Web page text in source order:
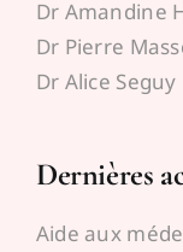
Dr Amandine
Dr Pierre
Dr Alice Seguy
Dernières
Aide aux